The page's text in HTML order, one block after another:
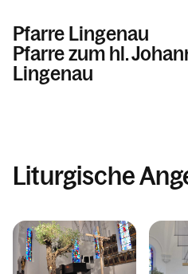
Pfarre Lingenau
Pfarre zum hl.
Lingenau
Aktuelles &
Liturgische Angebote
Aktivitäten rund ums
Liturgische